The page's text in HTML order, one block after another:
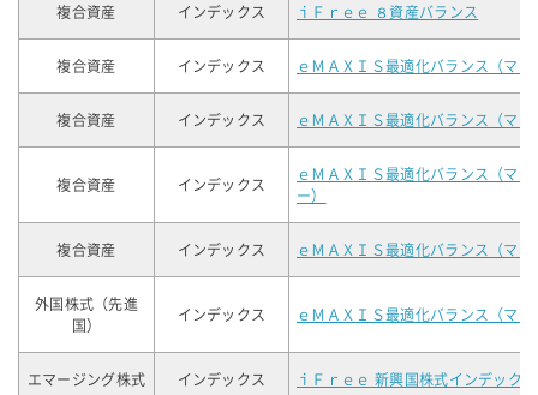
複合資産 インデックス ｉＦｒｅｅ ８資産バランス
複合資産 インデックス ｅＭＡＸＩＳ最適化バランス（マ
複合資産 インデックス ｅＭＡＸＩＳ最適化バランス（マ
複合資産 インデックス
ｅＭＡＸＩＳ最適化バランス（マ
ー）
複合資産 インデックス ｅＭＡＸＩＳ最適化バランス（マイ
外国株式（先進
国）
インデックス ｅＭＡＸＩＳ最適化バランス（マ
エマージング株式 インデックス ｉＦｒｅｅ 新興国株式インデックス